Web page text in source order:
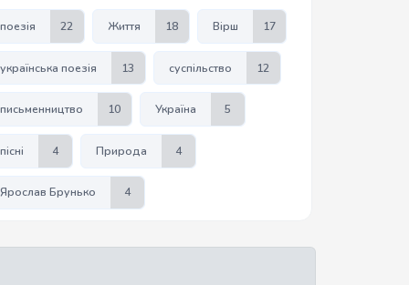
поезія 22 Життя 18 Вірш 17
українська поезія 13 суспільство 12
письменництво 10 Україна 5
пісні 4 Природа 4
Ярослав Брунько 4